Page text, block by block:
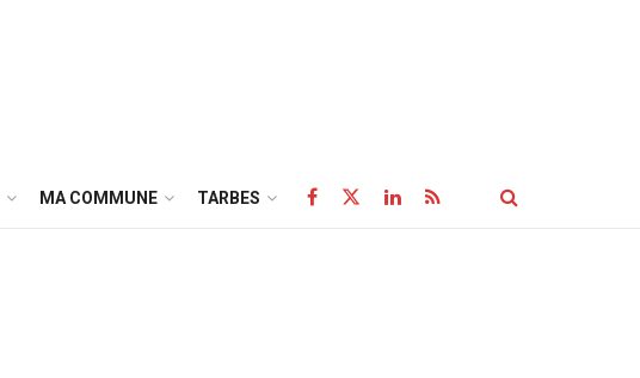
MA COMMUNE TARBES